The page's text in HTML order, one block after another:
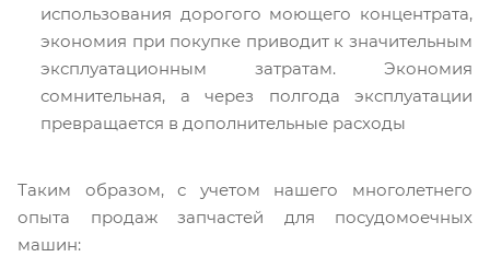
использования дорогого моющего концентрата,
экономия при покупке приводит к значительным
эксплуатационным затратам. Экономия
сомнительная, а через полгода эксплуатации
превращается в дополнительные расходы
Таким образом, с учетом нашего многолетнего
опыта продаж запчастей для посудомоечных
машин: